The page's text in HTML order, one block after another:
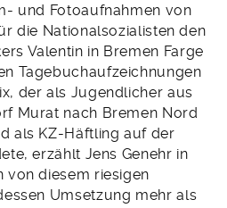
und Fotoaufnahmen von
die Nationalsozialisten den
Valentin in Bremen Farge
Tagebuchaufzeichnungen
der als Jugendlicher aus
Murat nach Bremen Nord
als KZ-Häftling auf der
erzählt Jens Genehr in
von diesem riesigen
Umsetzung mehr als